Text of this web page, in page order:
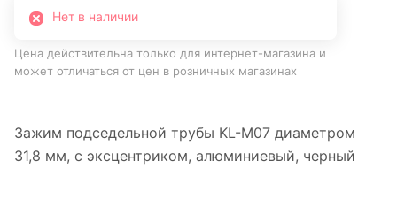
Нет в наличии
Цена действительна только для интернет-магазина и
может отличаться от цен в розничных магазинах
Зажим подседельной трубы KL-M07 диаметром
31,8 мм, с эксцентриком, алюминиевый, черный